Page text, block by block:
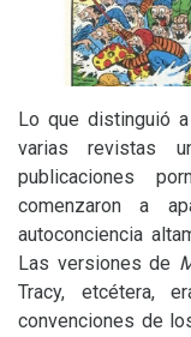
Lo que distinguió
varias revistas
publicaciones
comenzaron a
autoconciencia
Las versiones de
Tracy, etcétera,
convenciones de